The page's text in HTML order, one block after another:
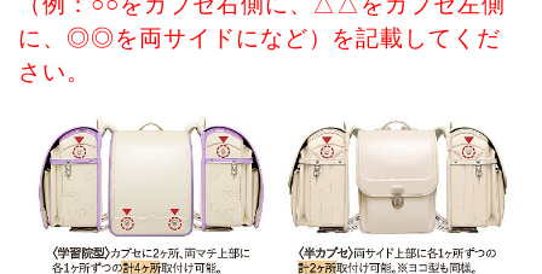
に、◎◎を両サイドになど）を記載してくだ
さい。